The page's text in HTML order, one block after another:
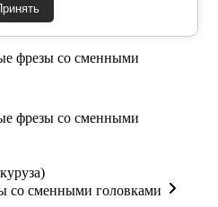
фрезы со сменными
фрезы со сменными
со сменными головками